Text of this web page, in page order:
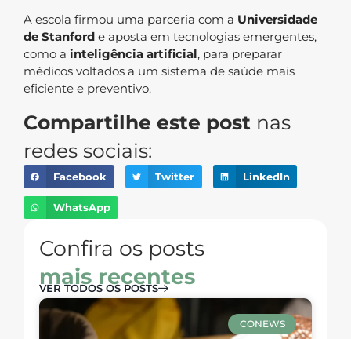
A escola firmou uma parceria com a Universidade
de Stanford e aposta em tecnologias emergentes,
como a inteligência artificial, para preparar
médicos voltados a um sistema de saúde mais
eficiente e preventivo.
Compartilhe este post nas
redes sociais:
Facebook Twitter LinkedIn
WhatsApp
Confira os posts
mais recentes
VER TODOS OS POSTS
CONEWS